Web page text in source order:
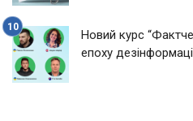
Новий курс
епоху